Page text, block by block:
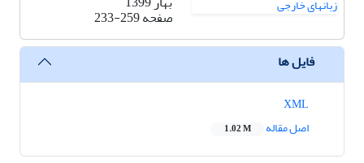
صفحه233-259
فایل ها
اصل مقاله
1.02 M